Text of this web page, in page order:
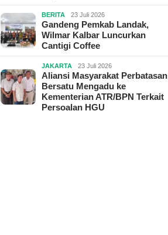
BERITA 23 Juli 2026
Gandeng Pemkab Landak,
Wilmar Kalbar Luncurkan
Cantigi Coffee
JAKARTA 23 Juli 2026
Aliansi Masyarakat Perbatasan
Bersatu Mengadu ke
Kementerian ATR/BPN Terkait
Persoalan HGU